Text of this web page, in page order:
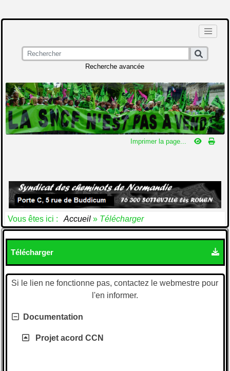
Recherche avancée
Imprimer la page...
Vous êtes ici : Accueil » Télécharger
Télécharger
Si le lien ne fonctionne pas, contactez le webmestre pour
l'en informer.
Documentation
Projet acord CCN